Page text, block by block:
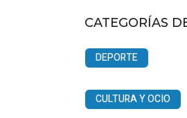
CATEGORÍAS
DEPORTE
CULTURA Y OCIO